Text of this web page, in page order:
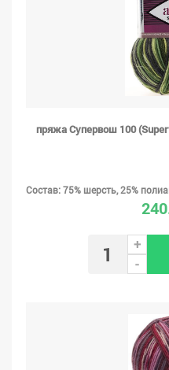
пряжа Супервош 100
Состав: 75% шерсть, 25%
+
-